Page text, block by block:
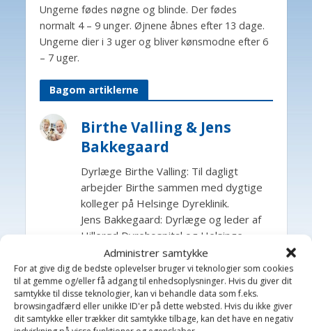
Administrer samtykke
For at give dig de bedste oplevelser bruger vi teknologier som cookies
til at gemme og/eller få adgang til enhedsoplysninger. Hvis du giver dit
samtykke til disse teknologier, kan vi behandle data som f.eks.
browsingadfærd eller unikke ID'er på dette websted. Hvis du ikke giver
dit samtykke eller trækker dit samtykke tilbage, kan det have en negativ
Ungerne fødes nøgne og blinde. Der fødes
normalt 4 – 9 unger. Øjnene åbnes efter 13 dage.
Ungerne dier i 3 uger og bliver kønsmodne efter 6
– 7 uger.
Bagom artiklerne
Birthe Valling & Jens
Bakkegaard
Dyrlæge Birthe Valling: Til dagligt
arbejder Birthe sammen med dygtige
kolleger på Helsinge Dyreklinik.
Jens Bakkegaard: Dyrlæge og leder af
Hillerød Dyrehospital og Helsinge
Hestehospital. En travl hverdag med
mange spændende opgaver, -som
giver stof til artikler på Dyrlægevagten